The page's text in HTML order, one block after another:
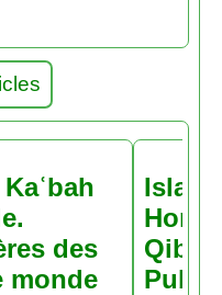
des
monde
Pubs